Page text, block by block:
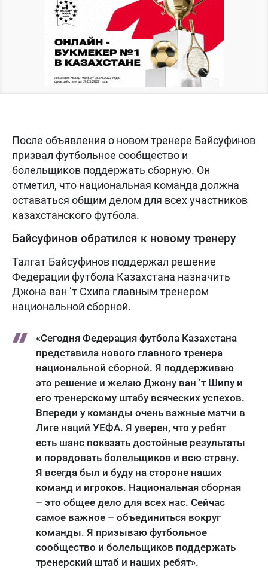
После объявления о новом тренере Байсуфинов
призвал футбольное сообщество и
болельщиков поддержать сборную. Он
отметил, что национальная команда должна
оставаться общим делом для всех участников
казахстанского футбола.
Байсуфинов обратился к новому тренеру
Талгат Байсуфинов поддержал решение
Федерации футбола Казахстана назначить
Джона ван ’т Схипа главным тренером
национальной сборной.
«Сегодня Федерация футбола Казахстана
представила нового главного тренера
национальной сборной. Я поддерживаю
это решение и желаю Джону ван ’т Шипу и
его тренерскому штабу всяческих успехов.
Впереди у команды очень важные матчи в
Лиге наций УЕФА. Я уверен, что у ребят
есть шанс показать достойные результаты
и порадовать болельщиков и всю страну.
Я всегда был и буду на стороне наших
команд и игроков. Национальная сборная
– это общее дело для всех нас. Сейчас
самое важное – объединиться вокруг
команды. Я призываю футбольное
сообщество и болельщиков поддержать
тренерский штаб и наших ребят».